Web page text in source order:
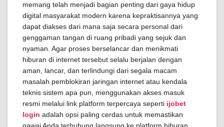
memang telah menjadi bagian penting dari gaya hidup
digital masyarakat modern karena kepraktisannya yang
dapat diakses dari mana saja secara personal dari
genggaman tangan di ruang pribadi yang sejuk dan
nyaman. Agar proses berselancar dan menikmati
hiburan di internet tersebut selalu berjalan dengan
aman, lancar, dan terlindungi dari segala macam
masalah pemblokiran jaringan internet atau kendala
teknis sistem apa pun, menggunakan akses masuk
resmi melalui link platform terpercaya seperti ijobet
login adalah opsi paling cerdas untuk memastikan